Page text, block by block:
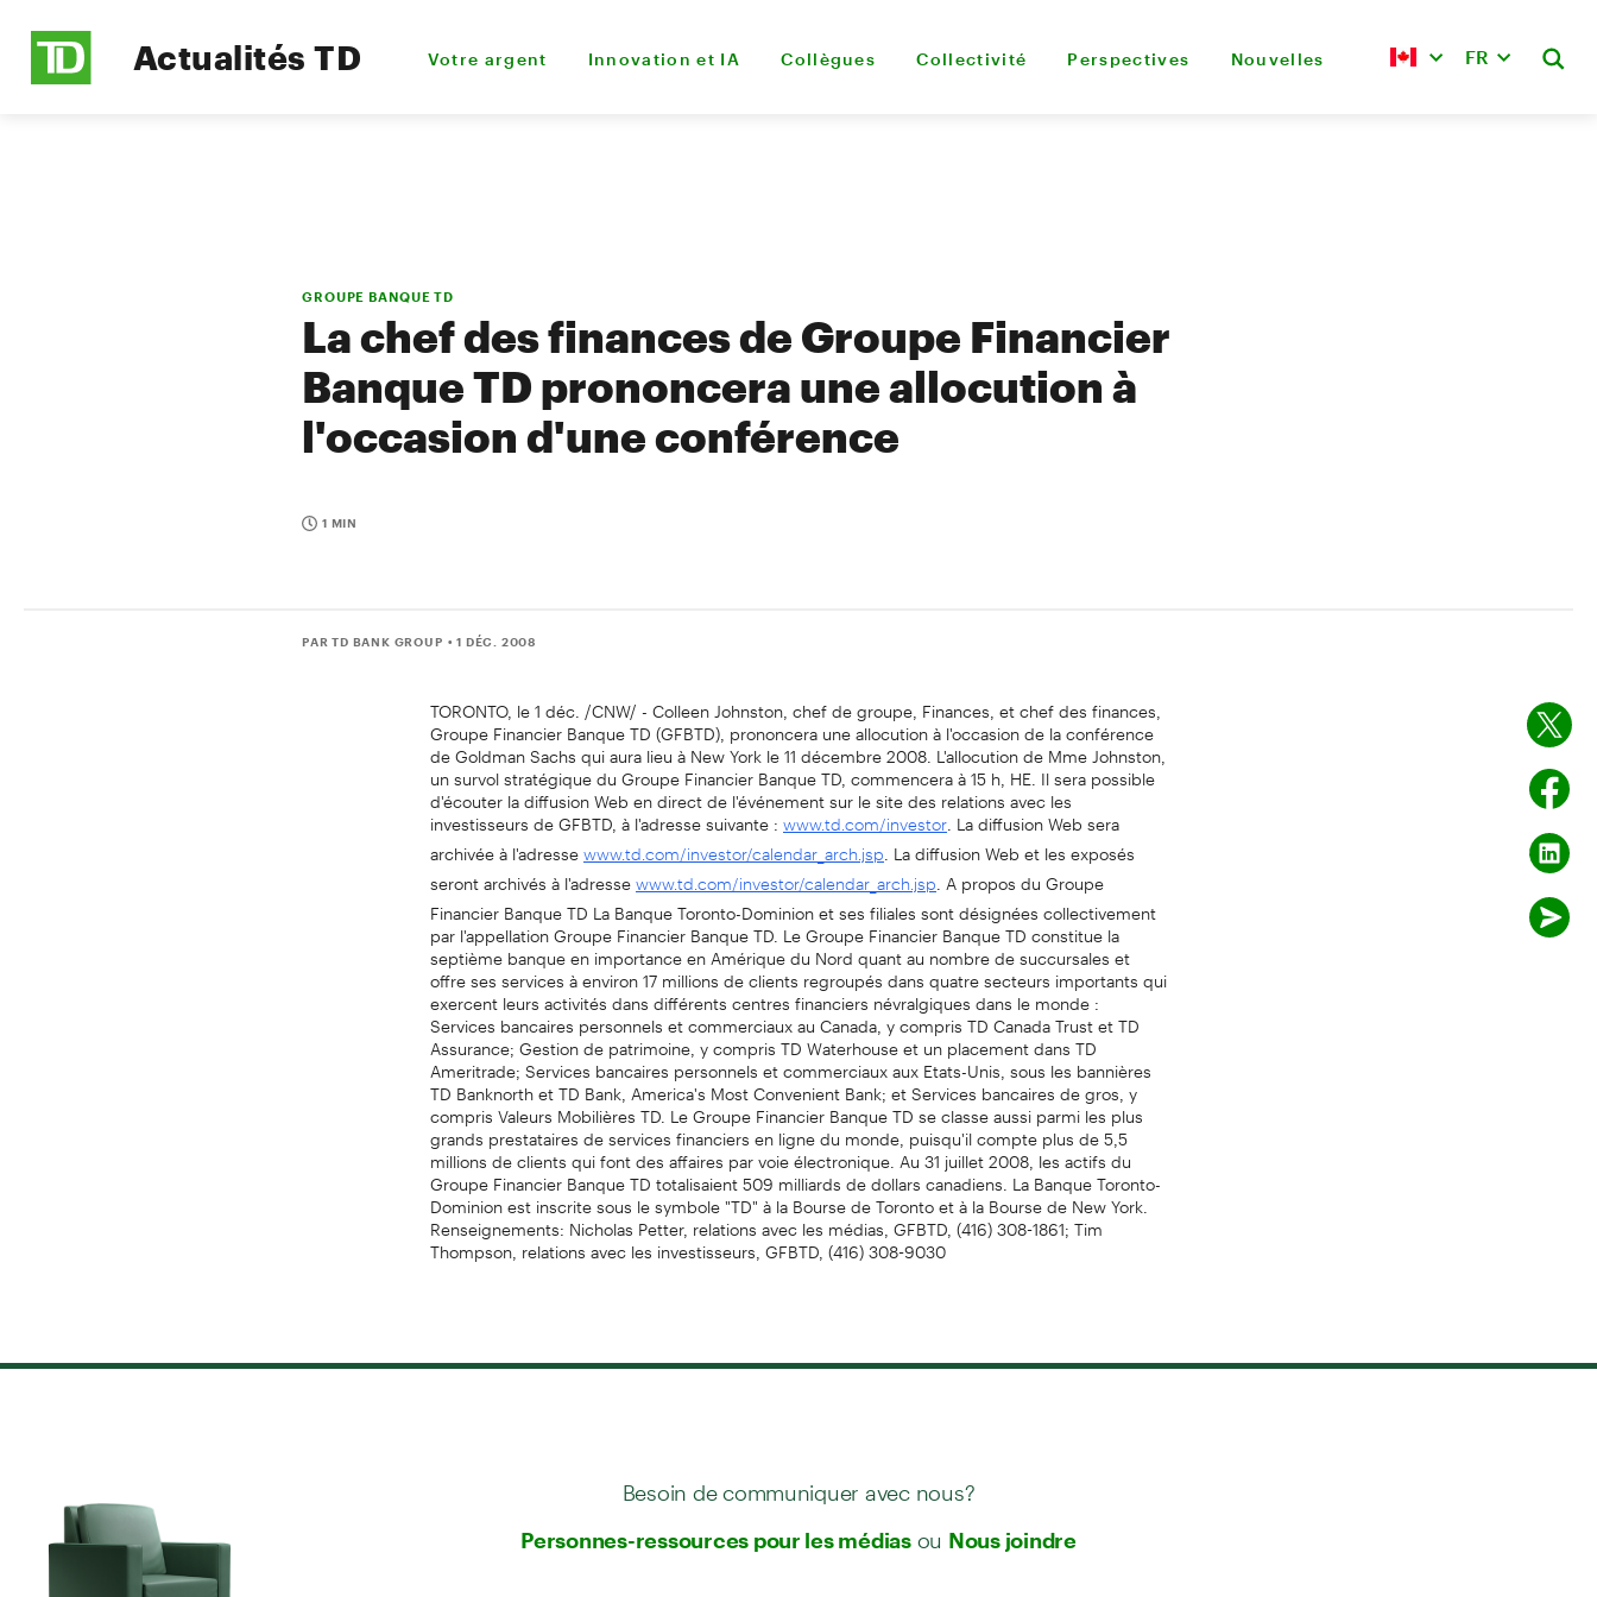
Actualités TD Votre argent Innovation et IA Collègues Collectivité Perspectives Nouvelles FR
GROUPE BANQUE TD
La chef des finances de Groupe Financier
Banque TD prononcera une allocution à
l'occasion d'une conférence
1 MIN
PAR TD BANK GROUP • 1 DÉC. 2008
TORONTO, le 1 déc. /CNW/ - Colleen Johnston, chef de groupe, Finances, et chef des finances,
Groupe Financier Banque TD (GFBTD), prononcera une allocution à l'occasion de la conférence
de Goldman Sachs qui aura lieu à New York le 11 décembre 2008. L'allocution de Mme Johnston,
un survol stratégique du Groupe Financier Banque TD, commencera à 15 h, HE. Il sera possible
d'écouter la diffusion Web en direct de l'événement sur le site des relations avec les
investisseurs de GFBTD, à l'adresse suivante :www.td.com/investor. La diffusion Web sera
archivée à l'adresse www.td.com/investor/calendar_arch.jsp . La diffusion Web et les exposés
seront archivés à l'adresse www.td.com/investor/calendar_arch.jsp
. A propos du Groupe
Financier Banque TD La Banque Toronto-Dominion et ses filiales sont désignées collectivement
par l'appellation Groupe Financier Banque TD. Le Groupe Financier Banque TD constitue la
septième banque en importance en Amérique du Nord quant au nombre de succursales et
offre ses services à environ 17 millions de clients regroupés dans quatre secteurs importants qui
exercent leurs activités dans différents centres financiers névralgiques dans le monde :
Services bancaires personnels et commerciaux au Canada, y compris TD Canada Trust et TD
Assurance; Gestion de patrimoine, y compris TD Waterhouse et un placement dans TD
Ameritrade; Services bancaires personnels et commerciaux aux Etats-Unis, sous les bannières
TD Banknorth et TD Bank, America's Most Convenient Bank; et Services bancaires de gros, y
compris Valeurs Mobilières TD. Le Groupe Financier Banque TD se classe aussi parmi les plus
grands prestataires de services financiers en ligne du monde, puisqu'il compte plus de 5,5
millions de clients qui font des affaires par voie électronique. Au 31 juillet 2008, les actifs du
Groupe Financier Banque TD totalisaient 509 milliards de dollars canadiens. La Banque Toronto-
Dominion est inscrite sous le symbole "TD" à la Bourse de Toronto et à la Bourse de New York.
Renseignements: Nicholas Petter, relations avec les médias, GFBTD, (416) 308-1861; Tim
Thompson, relations avec les investisseurs, GFBTD, (416) 308-9030
Besoin de communiquer avec nous?
Personnes-ressources pour les médiasou Nous joindre